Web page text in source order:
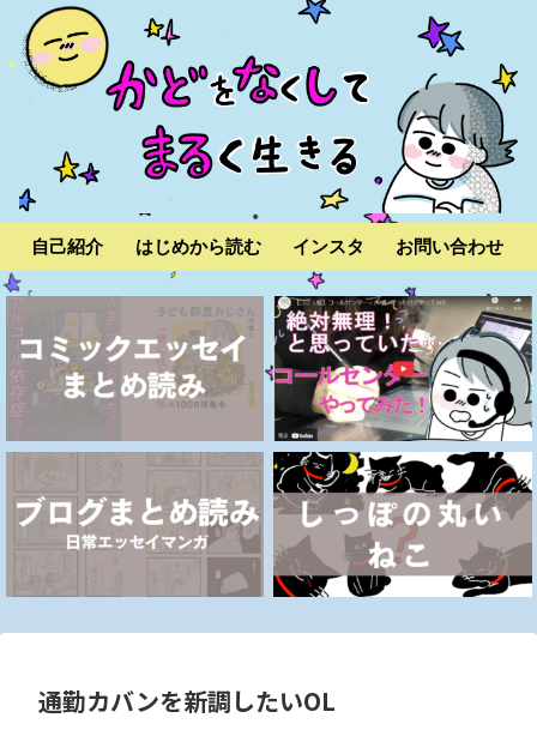
自己紹介 はじめから読む インスタ お問い合わせ
通勤カバンを新調したいOL